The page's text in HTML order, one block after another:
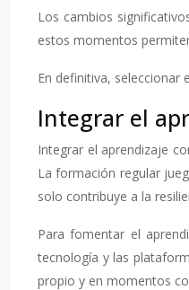
Los cambios
estos momentos
En definitiva,
Integrar el
Integrar el aprendizaje
La formación regular
solo contribuye a la
Para fomentar el
tecnología y las
propio y en momentos